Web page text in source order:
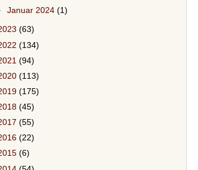
Januar 2024(1)
(63)
(134)
(94)
(113)
(175)
(45)
(55)
(22)
(6)